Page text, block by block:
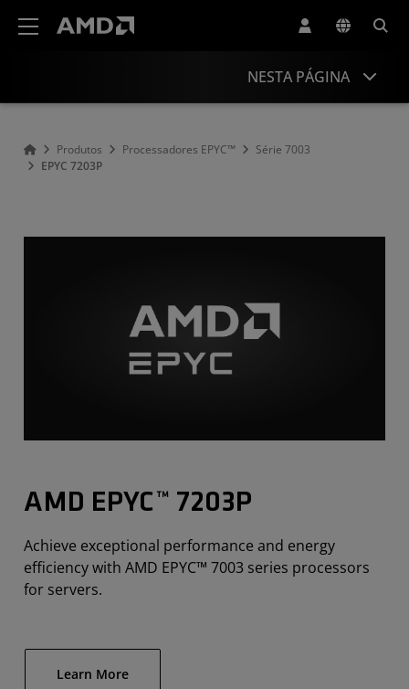
NESTA PÁGINA
Produtos Processadores EPYC™
Série 7003
EPYC 7203P
AMD EPYC™ 7203P
Achieve exceptional performance and energy
efficiency with AMD EPYC™ 7003 series processors
for servers.
Learn More